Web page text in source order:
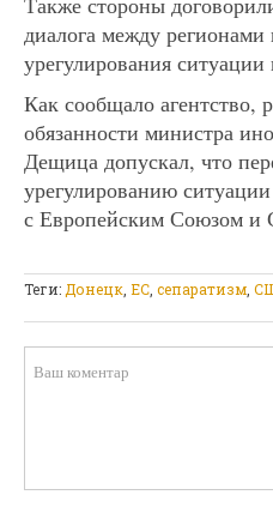
диалога между
урегулирования ситуации
Как сообщало агентство,
обязанности министра
Дещица допускал, что
урегулированию
с Европейским Союзом и
Теги: Донецк ЕС сепаратизм